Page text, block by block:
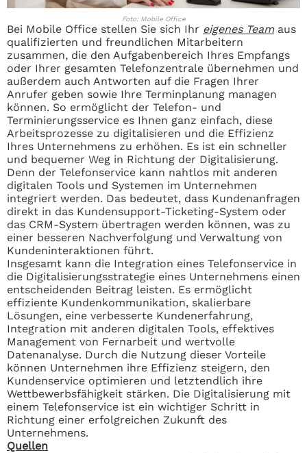
Foto: Mobile Office
Bei Mobile Office stellen Sie sich Ihr eigenes Teamaus
qualifizierten und freundlichen Mitarbeitern
zusammen, die den Aufgabenbereich Ihres Empfangs
oder Ihrer gesamten Telefonzentrale übernehmen und
außerdem auch Antworten auf die Fragen Ihrer
Anrufer geben sowie Ihre Terminplanung managen
können. So ermöglicht der Telefon- und
Terminierungsservice es Ihnen ganz einfach, diese
Arbeitsprozesse zu digitalisieren und die Effizienz
Ihres Unternehmens zu erhöhen. Es ist ein schneller
und bequemer Weg in Richtung der Digitalisierung.
Denn der Telefonservice kann nahtlos mit anderen
digitalen Tools und Systemen im Unternehmen
integriert werden. Das bedeutet, dass Kundenanfragen
direkt in das Kundensupport-Ticketing-System oder
das CRM-System übertragen werden können, was zu
einer besseren Nachverfolgung und Verwaltung von
Kundeninteraktionen führt.
Insgesamt kann die Integration eines Telefonservice in
die Digitalisierungsstrategie eines Unternehmens einen
entscheidenden Beitrag leisten. Es ermöglicht
effiziente Kundenkommunikation, skalierbare
Lösungen, eine verbesserte Kundenerfahrung,
Integration mit anderen digitalen Tools, effektives
Management von Fernarbeit und wertvolle
Datenanalyse. Durch die Nutzung dieser Vorteile
können Unternehmen ihre Effizienz steigern, den
Kundenservice optimieren und letztendlich ihre
Wettbewerbsfähigkeit stärken. Die Digitalisierung mit
einem Telefonservice ist ein wichtiger Schritt in
Richtung einer erfolgreichen Zukunft des
Unternehmens.
Quellen